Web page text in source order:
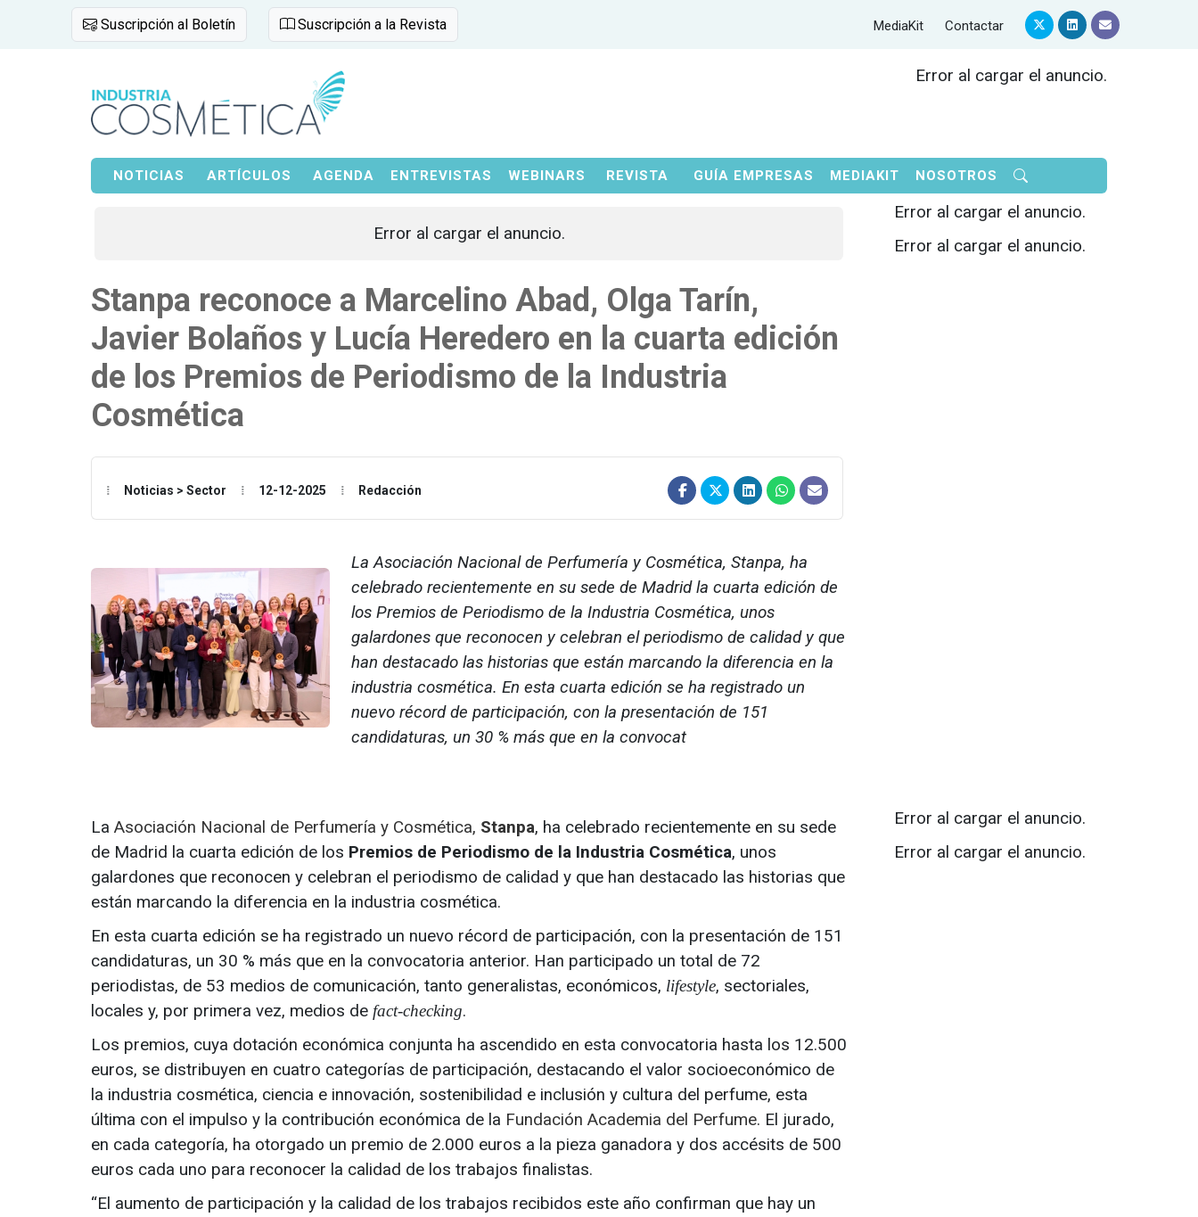
Suscripción al Boletín Suscripción a la Revista MediaKit Contactar
Error al cargar el anuncio.
NOTICIAS ARTÍCULOS AGENDA ENTREVISTAS WEBINARS REVISTA GUÍA EMPRESAS MEDIAKIT NOSOTROS
Error al cargar el anuncio.
Stanpa reconoce a Marcelino Abad, Olga Tarín,
Javier Bolaños y Lucía Heredero en la cuarta edición
de los Premios de Periodismo de la Industria
Cosmética
Noticias > Sector 12-12-2025 Redacción
La Asociación Nacional de Perfumería y Cosmética, Stanpa, ha
celebrado recientemente en su sede de Madrid la cuarta edición de
los Premios de Periodismo de la Industria Cosmética, unos
galardones que reconocen y celebran el periodismo de calidad y que
han destacado las historias que están marcando la diferencia en la
industria cosmética. En esta cuarta edición se ha registrado un
nuevo récord de participación, con la presentación de 151
candidaturas, un 30 % más que en la convocat
Error al cargar el anuncio.
Error al cargar el anuncio.
La Asociación Nacional de Perfumería y Cosmética, Stanpa, ha celebrado recientemente en su sede
de Madrid la cuarta edición de los Premios de Periodismo de la Industria Cosmética, unos
galardones que reconocen y celebran el periodismo de calidad y que han destacado las historias que
están marcando la diferencia en la industria cosmética.
En esta cuarta edición se ha registrado un nuevo récord de participación, con la presentación de 151
candidaturas, un 30 % más que en la convocatoria anterior. Han participado un total de 72
periodistas, de 53 medios de comunicación, tanto generalistas, económicos, lifestyle, sectoriales,
locales y, por primera vez, medios de fact-checking.
Los premios, cuya dotación económica conjunta ha ascendido en esta convocatoria hasta los 12.500
euros, se distribuyen en cuatro categorías de participación, destacando el valor socioeconómico de
la industria cosmética, ciencia e innovación, sostenibilidad e inclusión y cultura del perfume, esta
última con el impulso y la contribución económica de la Fundación Academia del Perfume. El jurado,
en cada categoría, ha otorgado un premio de 2.000 euros a la pieza ganadora y dos accésits de 500
euros cada uno para reconocer la calidad de los trabajos finalistas.
“El aumento de participación y la calidad de los trabajos recibidos este año confirman que hay un
Error al cargar el anuncio.
Error al cargar el anuncio.